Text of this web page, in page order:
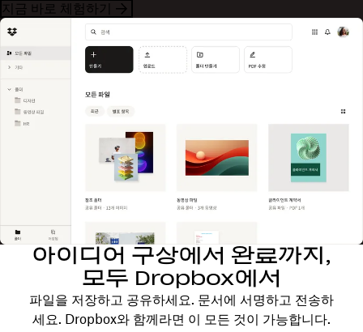
지금 바로 체험하기
아이디어 구상에서 완료까지,
모두 Dropbox에서
파일을 저장하고 공유하세요. 문서에 서명하고 전송하
세요. Dropbox와 함께라면 이 모든 것이 가능합니다.